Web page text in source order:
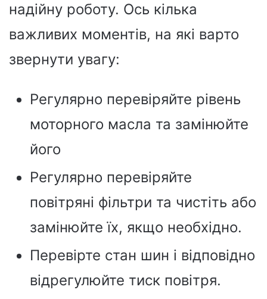
надійну роботу. Ось кілька
важливих моментів, на які варто
звернути увагу:
Регулярно перевіряйте рівень
моторного масла та замінюйте
його
Регулярно перевіряйте
повітряні фільтри та чистіть або
замінюйте їх, якщо необхідно.
Перевірте стан шин і відповідно
відрегулюйте тиск повітря.